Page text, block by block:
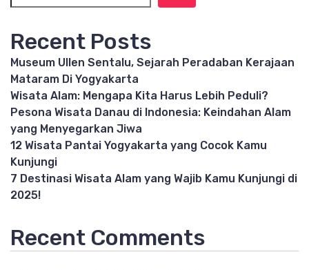
Recent Posts
Museum Ullen Sentalu, Sejarah Peradaban Kerajaan
Mataram Di Yogyakarta
Wisata Alam: Mengapa Kita Harus Lebih Peduli?
Pesona Wisata Danau di Indonesia: Keindahan Alam
yang Menyegarkan Jiwa
12 Wisata Pantai Yogyakarta yang Cocok Kamu
Kunjungi
7 Destinasi Wisata Alam yang Wajib Kamu Kunjungi di
2025!
Recent Comments